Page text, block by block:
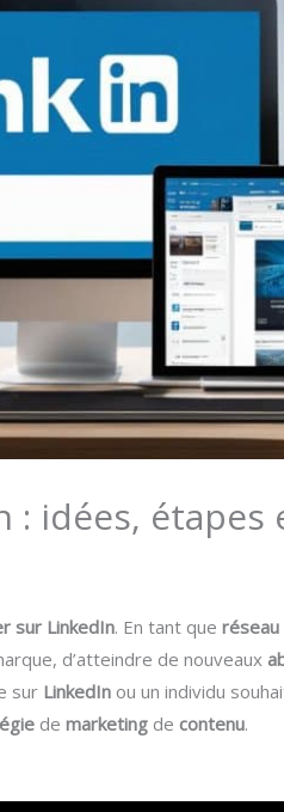
idées, étapes
sur LinkedIn. En tant que
d’atteindre de nouveaux
sur LinkedIn ou un individu
demarketing decontenu.